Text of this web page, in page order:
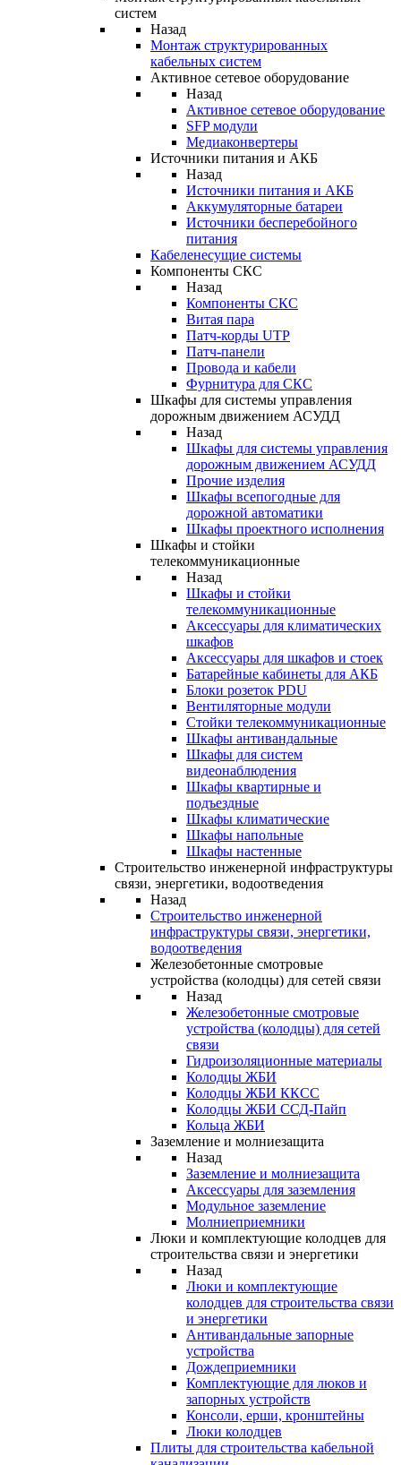
систем
Назад
Монтаж структурированных
кабельных систем
Активное сетевое оборудование
Назад
Активное сетевое оборудование
SFP модули
Медиаконвертеры
Источники питания и АКБ
Назад
Источники питания и АКБ
Аккумуляторные батареи
Источники бесперебойного
питания
Кабеленесущие системы
Компоненты СКС
Назад
Компоненты СКС
Витая пара
Патч-корды UTP
Патч-панели
Провода и кабели
Фурнитура для СКС
Шкафы для системы управления
дорожным движением АСУДД
Назад
Шкафы для системы управления
дорожным движением АСУДД
Прочие изделия
Шкафы всепогодные для
дорожной автоматики
Шкафы проектного исполнения
Шкафы и стойки
телекоммуникационные
Назад
Шкафы и стойки
телекоммуникационные
Аксессуары для климатических
шкафов
Аксессуары для шкафов и стоек
Батарейные кабинеты для АКБ
Блоки розеток PDU
Вентиляторные модули
Стойки телекоммуникационные
Шкафы антивандальные
Шкафы для систем
видеонаблюдения
Шкафы квартирные и
подъездные
Шкафы климатические
Шкафы напольные
Шкафы настенные
Строительство инженерной инфраструктуры
связи, энергетики, водоотведения
Назад
Строительство инженерной
инфраструктуры связи, энергетики,
водоотведения
Железобетонные смотровые
устройства (колодцы) для сетей связи
Назад
Железобетонные смотровые
устройства (колодцы) для сетей
связи
Гидроизоляционные материалы
Колодцы ЖБИ
Колодцы ЖБИ ККСС
Колодцы ЖБИ ССД-Пайп
Кольца ЖБИ
Заземление и молниезащита
Назад
Заземление и молниезащита
Аксессуары для заземления
Модульное заземление
Молниеприемники
Люки и комплектующие колодцев для
строительства связи и энергетики
Назад
Люки и комплектующие
колодцев для строительства связи
и энергетики
Антивандальные запорные
устройства
Дождеприемники
Комплектующие для люков и
запорных устройств
Консоли, ерши, кронштейны
Люки колодцев
Плиты для строительства кабельной